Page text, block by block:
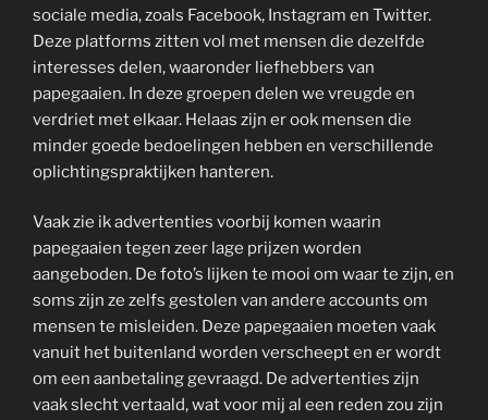
sociale media, zoals Facebook, Instagram en Twitter.
Deze platforms zitten vol met mensen die dezelfde
interesses delen, waaronder liefhebbers van
papegaaien. In deze groepen delen we vreugde en
verdriet met elkaar. Helaas zijn er ook mensen die
minder goede bedoelingen hebben en verschillende
oplichtingspraktijken hanteren.
Vaak zie ik advertenties voorbij komen waarin
papegaaien tegen zeer lage prijzen worden
aangeboden. De foto’s lijken te mooi om waar te zijn, en
soms zijn ze zelfs gestolen van andere accounts om
mensen te misleiden. Deze papegaaien moeten vaak
vanuit het buitenland worden verscheept en er wordt
om een aanbetaling gevraagd. De advertenties zijn
vaak slecht vertaald, wat voor mij al een reden zou zijn